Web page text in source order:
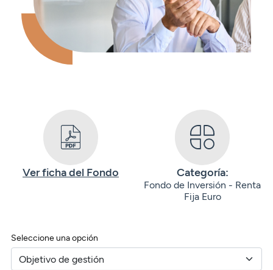
Servicios
Seguros
Servicios
Tarjetas
Seguros
Planes de pensiones
Tarjetas
ES
Ver ficha del Fondo Categoría:
Fondo de Inversión - Renta
Fija Euro
Seleccione una opción